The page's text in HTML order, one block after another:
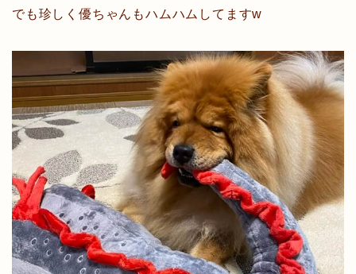
でも珍しく優ちゃんもハムハムしてますw